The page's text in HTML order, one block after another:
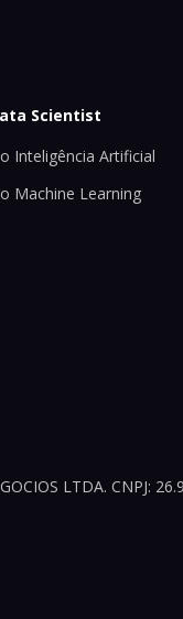
Scientist
Inteligência Artificial
Machine Learning
LTDA. CNPJ: